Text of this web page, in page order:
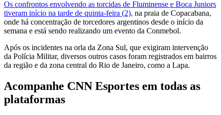
Os confrontos envolvendo as torcidas de Fluminense e Boca Juniors
tiveram início na tarde de quinta-feira (2), na praia de Copacabana,
onde há concentração de torcedores argentinos desde o início da
semana e está sendo realizando um evento da Conmebol.
Após os incidentes na orla da Zona Sul, que exigiram intervenção
da Polícia Militar, diversos outros casos foram registrados em bairros
da região e da zona central do Rio de Janeiro, como a Lapa.
Acompanhe CNN Esportes em todas as
plataformas